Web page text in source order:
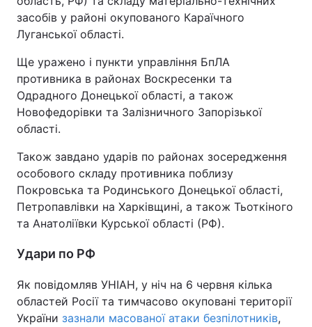
засобів у районі окупованого Караїчного
Луганської області.
Ще уражено і пункти управління БпЛА
противника в районах Воскресенки та
Одрадного Донецької області, а також
Новофедорівки та Залізничного Запорізької
області.
Також завдано ударів по районах зосередження
особового складу противника поблизу
Покровська та Родинського Донецької області,
Петропавлівки на Харківщині, а також Тьоткіного
та Анатоліївки Курської області (РФ).
Удари по РФ
Як повідомляв УНІАН, у ніч на 6 червня кілька
областей Росії та тимчасово окуповані території
України зазнали масованої атаки безпілотників,